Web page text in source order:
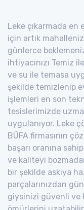
Leke çıkarmada
için artık
günlerce
ihtiyacınızı Temiz
ve su ile temasa
şekilde temizlenip
işlemleri en son
tesislerimizde
uygulanıyor. Leke
BÜFA firmasının
başarı oranına
ve kaliteyi
bir şekilde askıya
parçalarınızdan
giysinizi güvenli ve